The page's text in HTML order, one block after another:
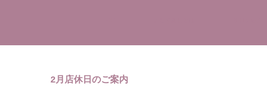
2月店休日のご案内